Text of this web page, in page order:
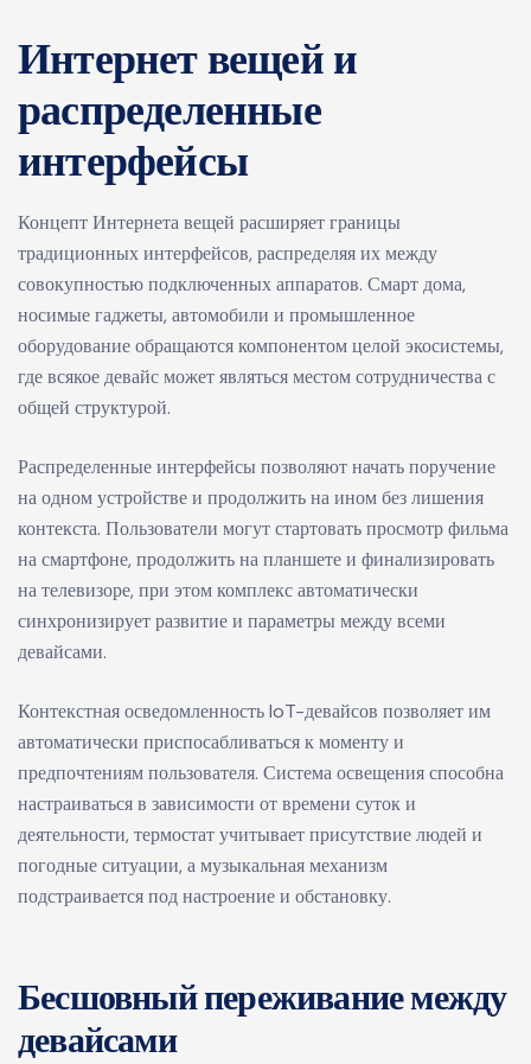
Интернет вещей и
распределенные
интерфейсы
Концепт Интернета вещей расширяет границы
традиционных интерфейсов, распределяя их между
совокупностью подключенных аппаратов. Смарт дома,
носимые гаджеты, автомобили и промышленное
оборудование обращаются компонентом целой экосистемы,
где всякое девайс может являться местом сотрудничества с
общей структурой.
Распределенные интерфейсы позволяют начать поручение
на одном устройстве и продолжить на ином без лишения
контекста. Пользователи могут стартовать просмотр фильма
на смартфоне, продолжить на планшете и финализировать
на телевизоре, при этом комплекс автоматически
синхронизирует развитие и параметры между всеми
девайсами.
Контекстная осведомленность IoT-девайсов позволяет им
автоматически приспосабливаться к моменту и
предпочтениям пользователя. Система освещения способна
настраиваться в зависимости от времени суток и
деятельности, термостат учитывает присутствие людей и
погодные ситуации, а музыкальная механизм
подстраивается под настроение и обстановку.
Бесшовный переживание между
девайсами